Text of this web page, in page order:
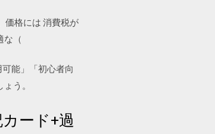
価格には 消費税が
な（
能」「初心者向
う。
ード+過